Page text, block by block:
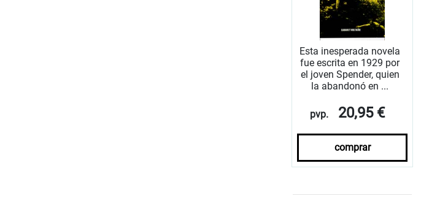
Esta inesperada novela
fue escrita en 1929 por
el joven Spender, quien
la abandonó en ...
pvp. 20,95 €
comprar